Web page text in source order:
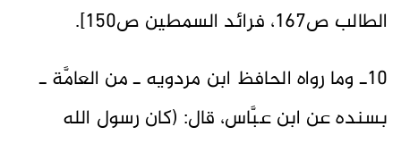
الطالب ص167، فرائد السمطين ص150].
10ـ وما رواه الحافظ ابن مردويه ـ من العامَّة ـ
بسنده عن ابن عبَّاس، قال: (كان رسول الله